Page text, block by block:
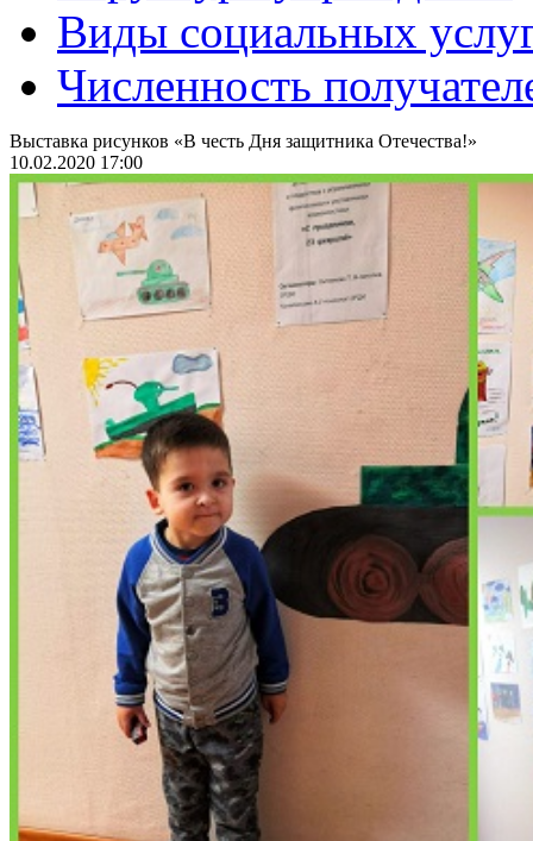
Виды социальных
Численность
Выставка рисунков «В честь Дня защитника Отечества!»
10.02.2020 17:00